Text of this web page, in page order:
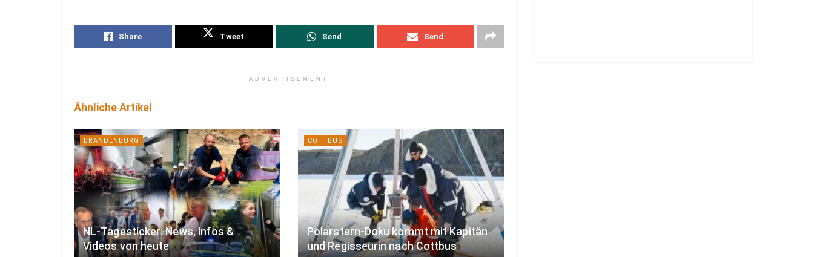
Share Tweet Send Send
ADVERTISEMENT
Ähnliche Artikel
BRANDENBURG
NL-Tagesticker: News, Infos &
Videos von heute
COTTBUS
Polarstern-Doku kommt mit Kapitän
und Regisseurin nach Cottbus